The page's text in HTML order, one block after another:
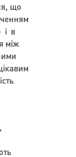
що
і в
між